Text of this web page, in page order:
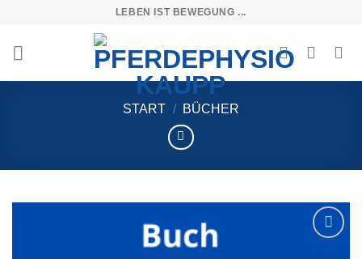
content
LEBEN IST BEWEGUNG ...
START / BÜCHER